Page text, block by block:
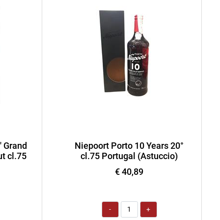
cl.75
Niepoort Porto 10 Years 20°
cl.75 Portugal (Astuccio)
€ 40,89
Quantità